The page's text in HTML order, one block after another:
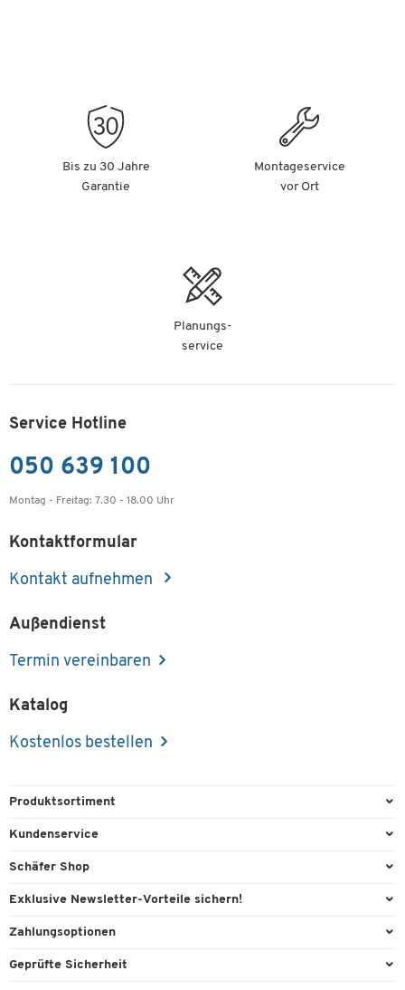
Bis zu 30 Jahre
Garantie
Montageservice
vor Ort
Planungs-
service
Service Hotline
050 639 100
Montag - Freitag: 7.30 - 18.00 Uhr
Kontaktformular
Kontakt aufnehmen
Außendienst
Termin vereinbaren
Katalog
Kostenlos bestellen
Produktsortiment
Büroausstattung
Reinigung & Hygiene
Technik
Kundenservice
Direktbestellung
Recycling
Lieferinformationen
Schäfer Shop
Services & Leistungen
Workplace Solutions
Exklusive Newsletter-Vorteile sichern!
Willkommensgeschenk
Zahlungsoptionen
Paypal
Geprüfte Sicherheit